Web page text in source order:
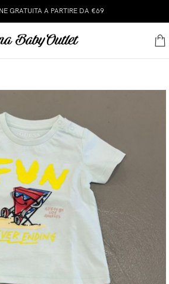
GRATUITA A PARTIRE DA €69